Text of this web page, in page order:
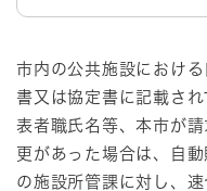
市内の公共施設におけ
書又は協定書に記載さ
表者職氏名等、本市が
更があった場合は、自
の施設所管課に対し、